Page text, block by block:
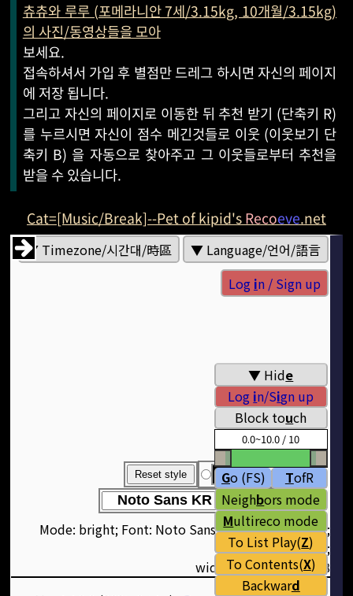
츄츄와 루루 (포메라니안 7세/3.15kg, 10개월/3.15kg)
의 사진/동영상들을 모아
보세요.
접속하셔서 가입 후 별점만 드레그 하시면 자신의 페이지
에 저장 됩니다.
그리고 자신의 페이지로 이동한 뒤 추천 받기 (단축키 R)
를 누르시면 자신이 점수 메긴것들로 이웃 (이웃보기 단
축키 B) 을 자동으로 찾아주고 그 이웃들로부터 추천을
받을 수 있습니다.
Cat=[Music/Break]--Pet of kipid'sRecoeve.net